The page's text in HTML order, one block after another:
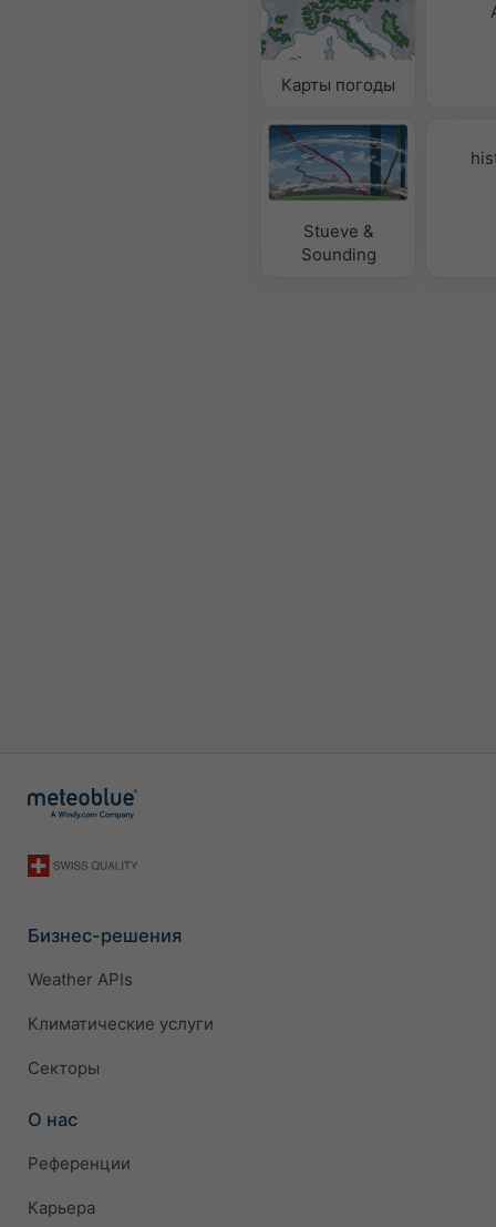
Карты погоды
Stueve &
Sounding
Бизнес-решения
Weather APIs
Климатические услуги
Секторы
О нас
Референции
Карьера